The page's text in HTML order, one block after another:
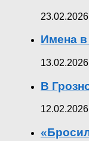
Имена в
В